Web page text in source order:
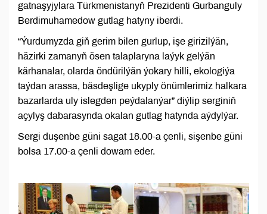
gatnaşyjylara Türkmenistanyň Prezidenti Gurbanguly
Berdimuhamedow gutlag hatyny iberdi.
“Ýurdumyzda giň gerim bilen gurlup, işe girizilýän,
häzirki zamanyň ösen talaplaryna laýyk gelýän
kärhanalar, olarda öndürilýän ýokary hilli, ekologiýa
taýdan arassa, bäsdeşlige ukyply önümlerimiz halkara
bazarlarda uly islegden peýdalanýar” diýlip serginiň
açylyş dabarasynda okalan gutlag hatynda aýdylýar.
Sergi duşenbe güni sagat 18.00-a çenli, sişenbe güni
bolsa 17.00-a çenli dowam eder.